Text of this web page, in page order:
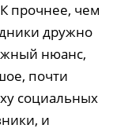
прочнее, чем
дружно
нюанс,
почти
социальных
и